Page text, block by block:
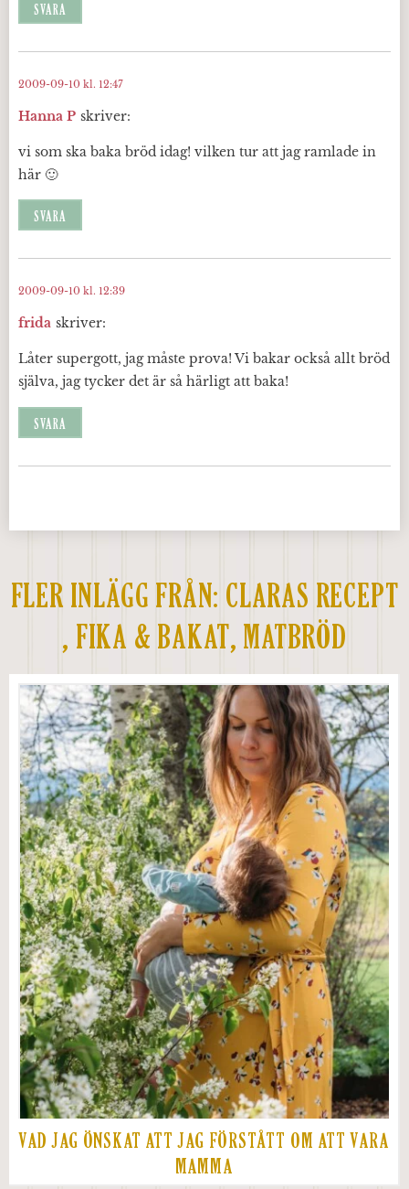
SVARA
Hanna P skriver:
2009-09-10 kl. 12:47
vi som ska baka bröd idag! vilken tur att jag ramlade in
här 🙂
SVARA
frida skriver:
2009-09-10 kl. 12:39
Låter supergott, jag måste prova! Vi bakar också allt bröd
själva, jag tycker det är så härligt att baka!
SVARA
FLER INLÄGG FRÅN: CLARAS RECEPT
, FIKA & BAKAT,MATBRÖD
VAD JAG ÖNSKAT ATT JAG FÖRSTÅTT OM ATT VARA
MAMMA